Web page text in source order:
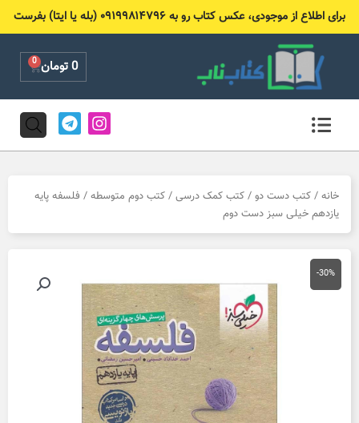
برای اطلاع از موجودی، عکس کتاب رو به ۰۹۱۹۹۸۱۴۷۹۶ (بله یا ایتا) بفرست
0تومان 0
Cart
I
n
s
g
a
T
e
l
r
m
خانه / کتب دست دو / کتب کمک درسی / کتب دوم متوسطه / فلسفه پایه
یازدهم خیلی سبز دست دوم
-30%